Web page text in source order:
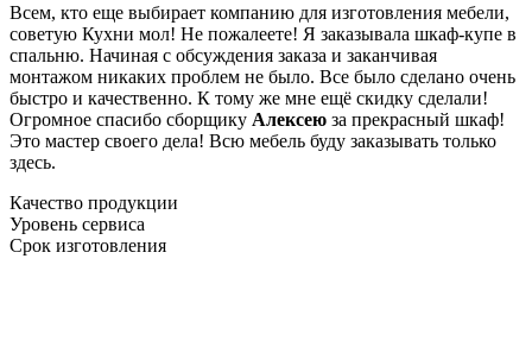
Всем, кто еще выбирает компанию для изготовления мебели,
советую Кухни мол! Не пожалеете! Я заказывала шкаф-купе в
спальню. Начиная с обсуждения заказа и заканчивая
монтажом никаких проблем не было. Все было сделано очень
быстро и качественно. К тому же мне ещё скидку сделали!
Огромное спасибо сборщику Алексею за прекрасный шкаф!
Это мастер своего дела! Всю мебель буду заказывать только
здесь.
Качество продукции
Уровень сервиса
Срок изготовления